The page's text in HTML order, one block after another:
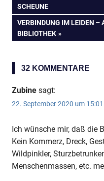
BEITRAG:
SCHEUNE
NÄCHSTER
BEITRAG:
VERBINDUNG IM LEIDEN –
BIBLIOTHEK
32 KOMMENTARE
Zubine sagt:
22. September 2020 um
Ich wünsche mir, daß die
Kein Kommerz, Dreck,
Wildpinkler,
Menschenmassen, etc.